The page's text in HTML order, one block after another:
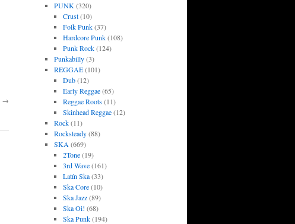
→
PUNK (320)
Crust(10)
Folk Punk(37)
Hardcore Punk(108)
Punk Rock(124)
Punkabilly(3)
REGGAE(101)
Dub(12)
Early Reggae(65)
Reggae Roots(11)
Skinhead Reggae(12)
Rock(11)
Rocksteady(88)
SKA (669)
2Tone(19)
3rd Wave(161)
Latín Ska(33)
Ska Core(10)
Ska Jazz(89)
Ska Oi! (68)
Ska Punk(194)